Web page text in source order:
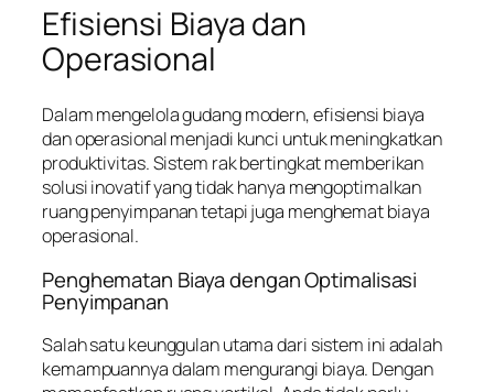
Efisiensi Biaya dan
Operasional
Dalam mengelola gudang modern, efisiensi biaya
dan operasional menjadi kunci untuk meningkatkan
produktivitas. Sistem rak bertingkat memberikan
solusi inovatif yang tidak hanya mengoptimalkan
ruang penyimpanan tetapi juga menghemat biaya
operasional.
Penghematan Biaya dengan Optimalisasi
Penyimpanan
Salah satu keunggulan utama dari sistem ini adalah
kemampuannya dalam mengurangi biaya. Dengan